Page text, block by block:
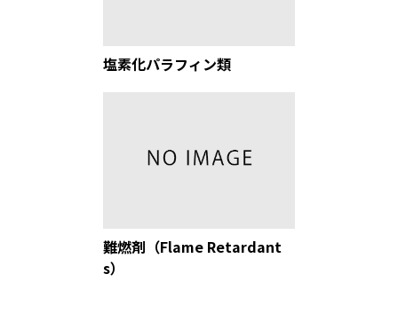
塩素化パラフィン類
難燃剤（Flame Retardant
s）